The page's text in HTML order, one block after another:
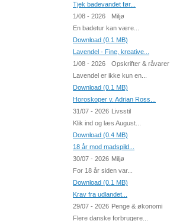
Tjek badevandet før...
1/08 - 2026
Miljø
En badetur kan være...
Download (0.1 MB)
Lavendel - Fine, kreative...
1/08 - 2026
Opskrifter & råvarer
Lavendel er ikke kun en...
Download (0.1 MB)
Horoskoper v. Adrian Ross...
31/07 - 2026 Livsstil
Klik ind og læs August...
Download (0.4 MB)
18 år mod madspild...
30/07 - 2026 Miljø
For 18 år siden var...
Download (0.1 MB)
Krav fra udlandet...
29/07 - 2026 Penge & økonomi
Flere danske forbrugere...